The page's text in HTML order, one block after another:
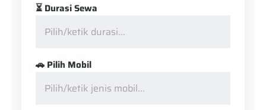
⏳ Durasi Sewa
🚗 Pilih Mobil